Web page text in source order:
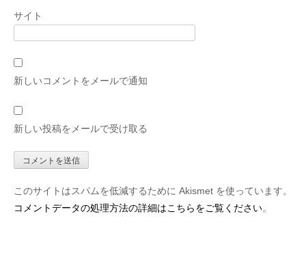
サイト
新しいコメントをメールで通知
新しい投稿をメールで受け取る
このサイトはスパムを低減するために Akismet を使っています。
コメントデータの処理方法の詳細はこちらをご覧ください。